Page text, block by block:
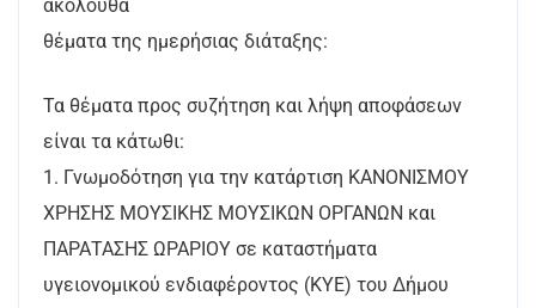
ακόλουθα
θέματα της ημερήσιας διάταξης:
Τα θέματα προς συζήτηση και λήψη αποφάσεων
είναι τα κάτωθι:
1. Γνωμοδότηση για την κατάρτιση ΚΑΝΟΝΙΣΜΟΥ
ΧΡΗΣΗΣ ΜΟΥΣΙΚΗΣ ΜΟΥΣΙΚΩΝ ΟΡΓΑΝΩΝ και
ΠΑΡΑΤΑΣΗΣ ΩΡΑΡΙΟΥ σε καταστήματα
υγειονομικού ενδιαφέροντος (ΚΥΕ) του Δήμου